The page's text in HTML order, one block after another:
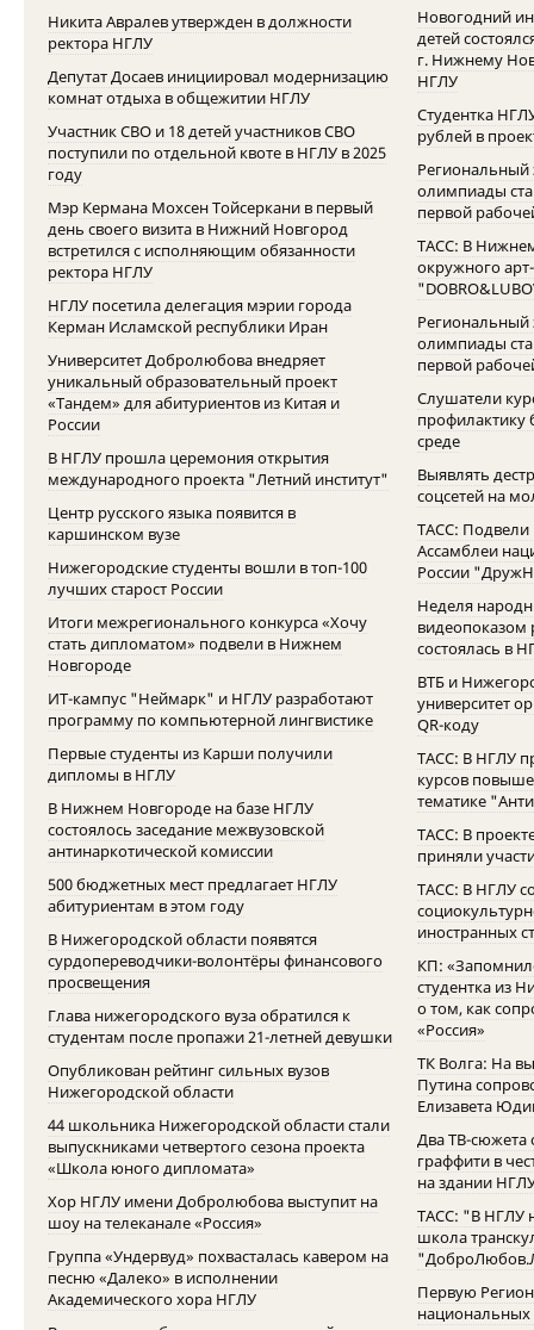
Никита Авралев утвержден в должности
ректора НГЛУ
Депутат Досаев инициировал модернизацию
комнат отдыха в общежитии НГЛУ
Участник СВО и 18 детей участников СВО
поступили по отдельной квоте в НГЛУ в 2025
году
Мэр Кермана Мохсен Тойсеркани в первый
день своего визита в Нижний Новгород
встретился с исполняющим обязанности
ректора НГЛУ
НГЛУ посетила делегация мэрии города
Керман Исламской республики Иран
Университет Добролюбова внедряет
уникальный образовательный проект
«Тандем» для абитуриентов из Китая и
России
В НГЛУ прошла церемония открытия
международного проекта "Летний институт"
Центр русского языка появится в
каршинском вузе
Нижегородские студенты вошли в топ-100
лучших старост России
Итоги межрегионального конкурса «Хочу
стать дипломатом» подвели в Нижнем
Новгороде
ИТ-кампус "Неймарк" и НГЛУ разработают
программу по компьютерной лингвистике
Первые студенты из Карши получили
дипломы в НГЛУ
В Нижнем Новгороде на базе НГЛУ
состоялось заседание межвузовской
антинаркотической комиссии
500 бюджетных мест предлагает НГЛУ
абитуриентам в этом году
В Нижегородской области появятся
сурдопереводчики-волонтёры финансового
просвещения
Глава нижегородского вуза обратился к
студентам после пропажи 21-летней девушки
Опубликован рейтинг сильных вузов
Нижегородской области
44 школьника Нижегородской области стали
выпускниками четвертого сезона проекта
«Школа юного дипломата»
Хор НГЛУ имени Добролюбова выступит на
шоу на телеканале «Россия»
Группа «Ундервуд» похвасталась кавером на
песню «Далеко» в исполнении
Академического хора НГЛУ
Новогодний
детей
г. Нижнему
НГЛУ
Студентка
рублей в
Региональный
олимпиады
первой
ТАСС: В
окружного
Региональный
олимпиады
первой
Слушатели
профилактику
среде
Выявлять
соцсетей на
ТАСС: Подвели
Ассамблеи
России
Неделя
состоялась в
ВТБ и
университет
QR-коду
ТАСС: В НГЛУ
курсов
тематике
ТАСС: В
приняли
ТАСС: В НГЛУ
иностранных
КП:
студентка из
о том, как
«Россия»
ТК Волга: На
Путина
Елизавета
Два ТВ-сюжета
граффити в
на здании
ТАСС: "В НГЛУ
школа
Первую
национальных